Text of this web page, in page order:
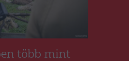
több mint